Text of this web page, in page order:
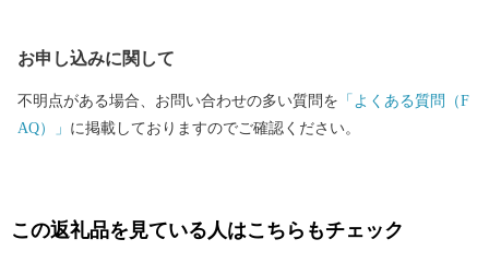
楽しみ方ができるまちです。
お申し込みに関して
不明点がある場合、お問い合わせの多い質問を 「よくある質問（F
AQ）」 に掲載しておりますのでご確認ください。
この返礼品を見ている人はこちらもチェック